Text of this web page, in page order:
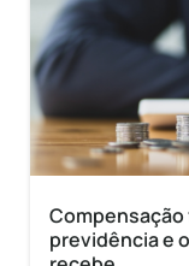
previdência e